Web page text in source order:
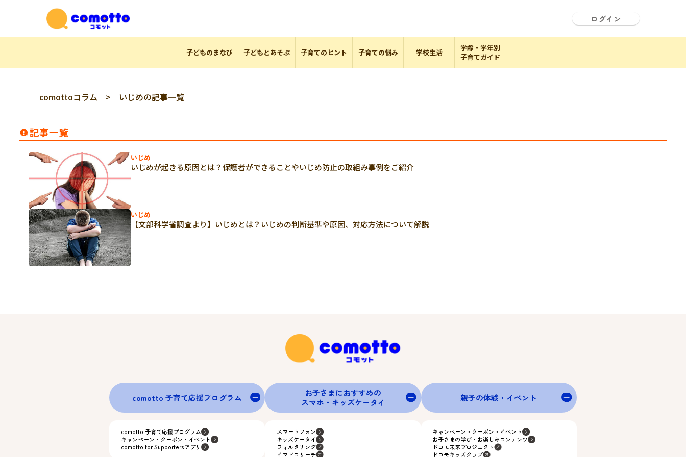
ログイン
子どものまなび 子どもとあそぶ 子育てのヒント 子育ての悩み 学校生活
学齢・学年別
子育てガイド
comottoコラム > いじめの記事一覧
記事一覧
いじめ
いじめが起きる原因とは？保護者ができることやいじめ防止の取組み事例をご紹介
いじめ
【文部科学省調査より】いじめとは？いじめの判断基準や原因、対応方法について解説
comotto 子育て応援プログラム
comotto 子育て応援プログラム
キャンペーン・クーポン・イベント
comotto for Supportersアプリ
お子さまにおすすめの
スマホ・キッズケータイ
スマートフォン
キッズケータイ
フィルタリング
イマドコサーチ
親子の体験・イベント
キャンペーン・クーポン・イベント
お子さまの学び・お楽しみコンテンツ
ドコモ未来プロジェクト
ドコモキッズクラブ